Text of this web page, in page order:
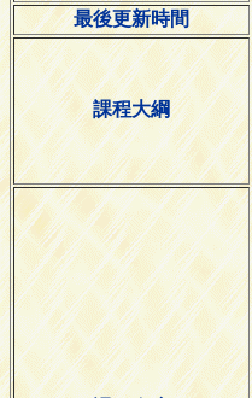
最後更新時間
課程大綱